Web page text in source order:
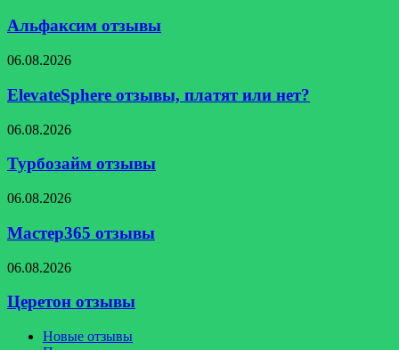
Альфаксим отзывы
ElevateSphere
платят
или
нет?
06.08.2026
ElevateSphere отзывы, платят или нет?
Турбозайм
06.08.2026
Турбозайм отзывы
Мастер365
06.08.2026
Мастер365 отзывы
Церетон
06.08.2026
Церетон отзывы
Новые отзывы